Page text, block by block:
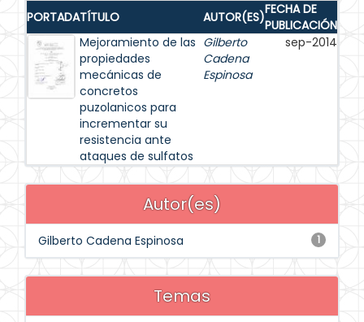
PORTADATÍTULO AUTOR(ES)FECHA DE
PUBLICACIÓN
Mejoramiento de las
propiedades
mecánicas de
concretos
puzolanicos para
incrementar su
resistencia ante
ataques de sulfatos
Gilberto
Cadena
Espinosa
sep-2014
Autor(es)
1
Gilberto Cadena Espinosa
Temas